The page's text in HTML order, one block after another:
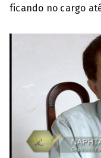
ficando no cargo